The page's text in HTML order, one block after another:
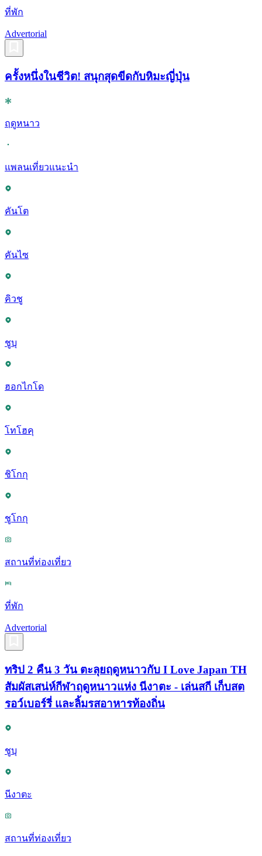
ที่พัก
Advertorial
ครั้งหนึ่งในชีวิต! สนุกสุดขีดกับหิมะญี่ปุ่น
ฤดูหนาว
แพลนเที่ยวแนะนำ
คันโต
คันไซ
คิวชู
ชูบุ
ฮอกไกโด
โทโฮคุ
ชิโกกุ
ชูโกกุ
สถานที่ท่องเที่ยว
ที่พัก
Advertorial
ทริป 2 คืน 3 วัน ตะลุยฤดูหนาวกับ I Love Japan TH
สัมผัสเสน่ห์กีฬาฤดูหนาวแห่ง นีงาตะ - เล่นสกี เก็บสต
รอว์เบอร์รี่ และลิ้มรสอาหารท้องถิ่น
ชูบุ
นีงาตะ
สถานที่ท่องเที่ยว